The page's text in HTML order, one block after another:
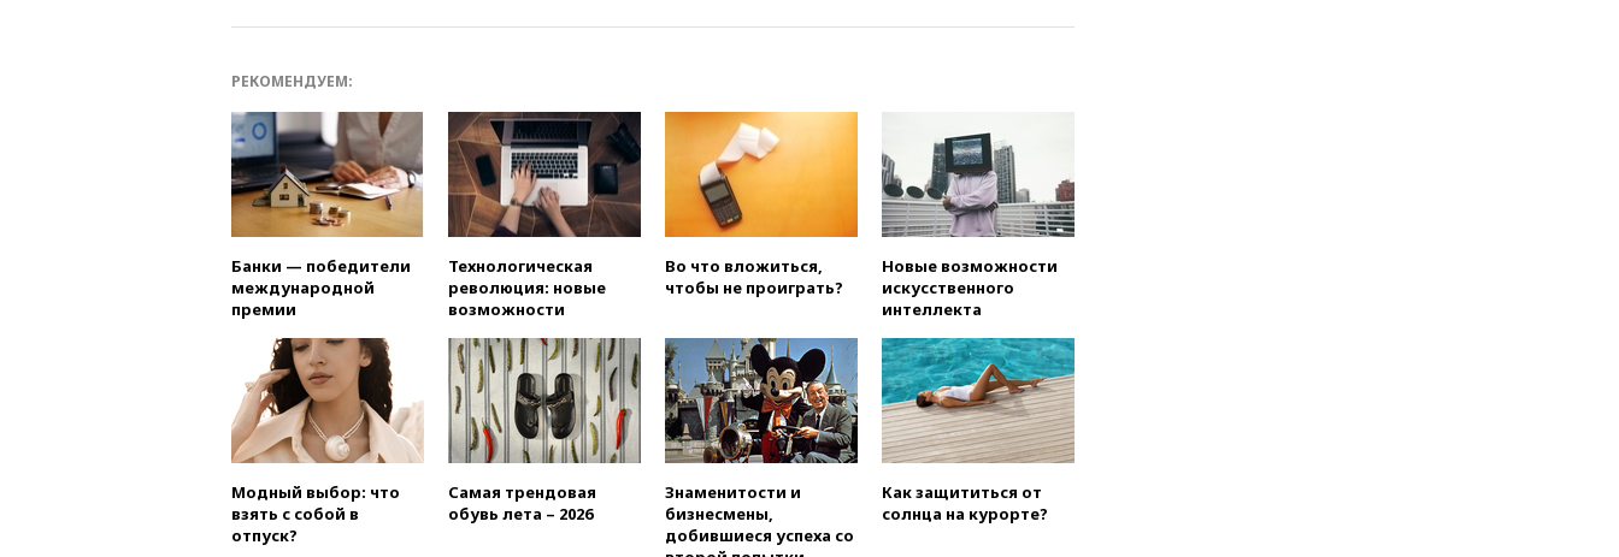
Памфиловой подготовку к
отрицает перенос основной
логистики за пределы России
вчера, 18:45
Крупнейший
склад маркетплейса Rozetka
сгорел под Киевом
лишился роли в фильме
Барри Левинсона на фоне
обвинений в насилии
вчера, 18:28Выборы ректора
ГИТИСа перенесены на «после
1 ноября»
вчера, 18:15Путин указал на
нехватку врачей в
вчера, 17:58 ЕС отменил
временную защиту для
РЕКОМЕНДУЕМ:
Банки — победители
международной
премии
Технологическая
революция: новые
возможности
Во что вложиться,
чтобы не проиграть?
Новые возможности
искусственного
интеллекта
Модный выбор: что
взять с собой в
отпуск?
Самая трендовая
обувь лета – 2026
Знаменитости и
бизнесмены,
добившиеся успеха со
Как защититься от
солнца на курорте?